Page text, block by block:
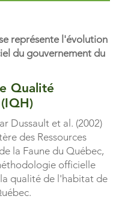
représente l'évolution
du gouvernement du
Qualité
Dussault et al. (2002)
des Ressources
la Faune du Québec,
officielle
qualité de l'habitat de